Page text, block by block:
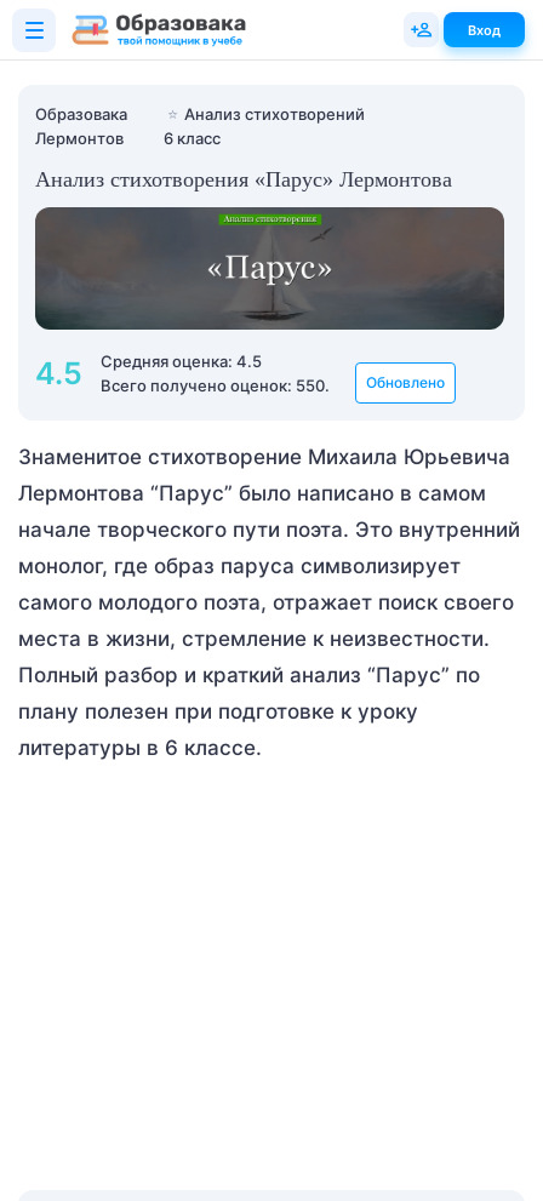
Образовака ⭐ Анализ стихотворений
Лермонтов
6 класс
Анализ стихотворения «Парус» Лермонтова
4.5
Средняя оценка: 4.5
Всего получено оценок: 550.
Обновлено
Знаменитое стихотворение Михаила Юрьевича
Лермонтова “Парус” было написано в самом
начале творческого пути поэта. Это внутренний
монолог, где образ паруса символизирует
самого молодого поэта, отражает поиск своего
места в жизни, стремление к неизвестности.
Полный разбор и краткий анализ “Парус” по
плану полезен при подготовке к уроку
литературы в 6 классе.
Вход